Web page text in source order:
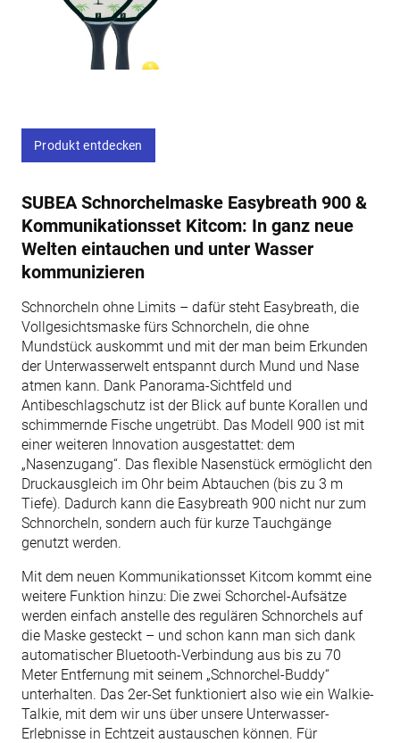
Produkt entdecken
SUBEA Schnorchelmaske Easybreath 900 &
Kommunikationsset Kitcom: In ganz neue
Welten eintauchen und unter Wasser
kommunizieren
Schnorcheln ohne Limits – dafür steht Easybreath, die
Vollgesichtsmaske fürs Schnorcheln, die ohne
Mundstück auskommt und mit der man beim Erkunden
der Unterwasserwelt entspannt durch Mund und Nase
atmen kann. Dank Panorama-Sichtfeld und
Antibeschlagschutz ist der Blick auf bunte Korallen und
schimmernde Fische ungetrübt. Das Modell 900 ist mit
einer weiteren Innovation ausgestattet: dem
„Nasenzugang“. Das flexible Nasenstück ermöglicht den
Druckausgleich im Ohr beim Abtauchen (bis zu 3 m
Tiefe). Dadurch kann die Easybreath 900 nicht nur zum
Schnorcheln, sondern auch für kurze Tauchgänge
genutzt werden.
Mit dem neuen Kommunikationsset Kitcom kommt eine
weitere Funktion hinzu: Die zwei Schorchel-Aufsätze
werden einfach anstelle des regulären Schnorchels auf
die Maske gesteckt – und schon kann man sich dank
automatischer Bluetooth-Verbindung aus bis zu 70
Meter Entfernung mit seinem „Schnorchel-Buddy“
unterhalten. Das 2er-Set funktioniert also wie ein Walkie-
Talkie, mit dem wir uns über unsere Unterwasser-
Erlebnisse in Echtzeit austauschen können. Für